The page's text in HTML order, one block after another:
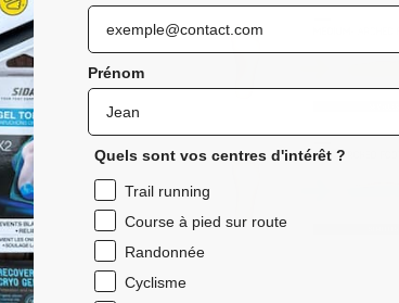
Prénom
Quels sont vos centres d'intérêt ?
Trail running
Course à pied sur route
Randonnée
Cyclisme